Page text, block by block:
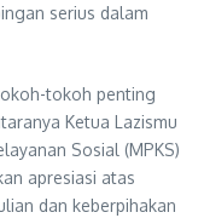
serius dalam
tokoh penting
Ketua Lazismu
Sosial (MPKS)
apresiasi atas
dan keberpihakan